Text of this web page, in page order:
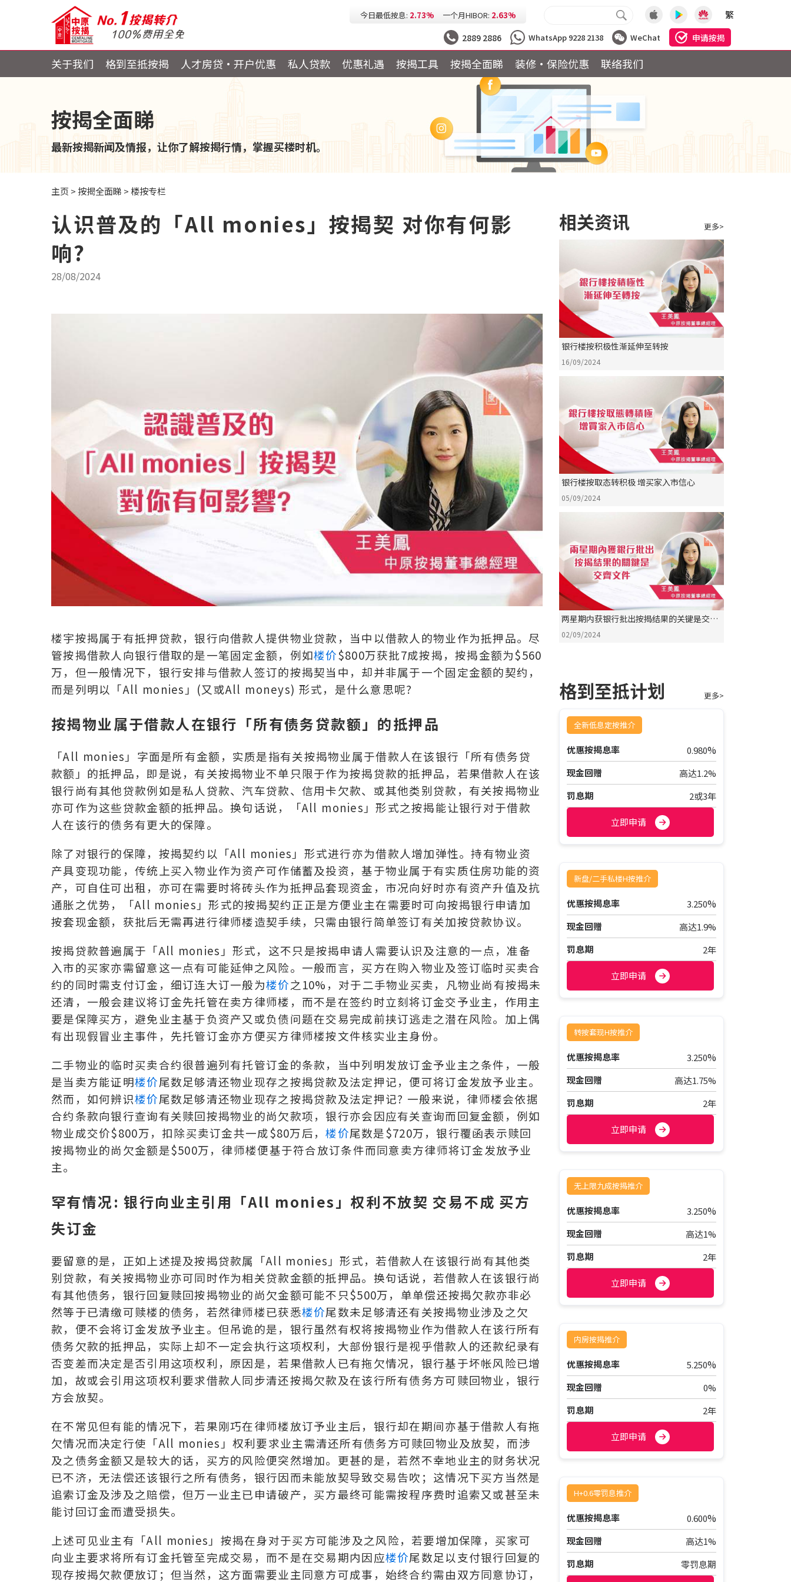
今日最低按息: 2.73% 一个月HIBOR: 2.63%
今日最低H按: 3.25%
繁
2889 2886 WhatsApp 9228 2138 WeChat 申请按揭
关于我们 格到至抵按揭 人才房贷・开户优惠 私人贷款 优惠礼遇 按揭工具 按揭全面睇 装修·保险优惠 联络我们
按揭全面睇
最新按揭新闻及情报，让你了解按揭行情，掌握买楼时机。
主页 >按揭全面睇 > 楼按专栏
认识普及的「All monies」按揭契 对你有何影
响?
28/08/2024
楼宇按揭属于有抵押贷款，银行向借款人提供物业贷款，当中以借款人的物业作为抵押品。尽
管按揭借款人向银行借取的是一笔固定金额，例如楼价$800万获批7成按揭，按揭金额为$560
万，但一般情况下，银行安排与借款人签订的按揭契当中，却并非属于一个固定金额的契约，
而是列明以「All monies」(又或All moneys) 形式，是什么意思呢?
按揭物业属于借款人在银行「所有债务贷款额」的抵押品
「All monies」字面是所有金额，实质是指有关按揭物业属于借款人在该银行「所有债务贷
款额」的抵押品，即是说，有关按揭物业不单只限于作为按揭贷款的抵押品，若果借款人在该
银行尚有其他贷款例如是私人贷款、汽车贷款、信用卡欠款、或其他类别贷款，有关按揭物业
亦可作为这些贷款金额的抵押品。换句话说，「All monies」形式之按揭能让银行对于借款
人在该行的债务有更大的保障。
除了对银行的保障，按揭契约以「All monies」形式进行亦为借款人增加弹性。持有物业资
产具变现功能，传统上买入物业作为资产可作储蓄及投资，基于物业属于有实质住房功能的资
产，可自住可出租，亦可在需要时将砖头作为抵押品套现资金，市况向好时亦有资产升值及抗
通胀之优势，「All monies」形式的按揭契约正正是方便业主在需要时可向按揭银行申请加
按套现金额，获批后无需再进行律师楼造契手续，只需由银行简单签订有关加按贷款协议。
按揭贷款普遍属于「All monies」形式，这不只是按揭申请人需要认识及注意的一点，准备
入市的买家亦需留意这一点有可能延伸之风险。一般而言，买方在购入物业及签订临时买卖合
约的同时需支付订金，细订连大订一般为楼价之10%，对于二手物业买卖，凡物业尚有按揭未
还清，一般会建议将订金先托管在卖方律师楼，而不是在签约时立刻将订金交予业主，作用主
要是保障买方，避免业主基于负资产又或负债问题在交易完成前挟订逃走之潜在风险。加上偶
有出现假冒业主事件，先托管订金亦方便买方律师楼按文件核实业主身份。
二手物业的临时买卖合约很普遍列有托管订金的条款，当中列明发放订金予业主之条件，一般
是当卖方能证明楼价尾数足够清还物业现存之按揭贷款及法定押记，便可将订金发放予业主。
然而，如何辨识楼价尾数足够清还物业现存之按揭贷款及法定押记? 一般来说，律师楼会依据
合约条款向银行查询有关赎回按揭物业的尚欠款项，银行亦会因应有关查询而回复金额，例如
物业成交价$800万，扣除买卖订金共一成$80万后，楼价尾数是$720万，银行覆函表示赎回
按揭物业的尚欠金额是$500万，律师楼便基于符合放订条件而同意卖方律师将订金发放予业
主。
罕有情况: 银行向业主引用「All monies」权利不放契 交易不成 买方
失订金
要留意的是，正如上述提及按揭贷款属「All monies」形式，若借款人在该银行尚有其他类
别贷款，有关按揭物业亦可同时作为相关贷款金额的抵押品。换句话说，若借款人在该银行尚
有其他债务，银行回复赎回按揭物业的尚欠金额可能不只$500万，单单偿还按揭欠款亦非必
然等于已清缴可赎楼的债务，若然律师楼已获悉楼价尾数未足够清还有关按揭物业涉及之欠
款，便不会将订金发放予业主。但吊诡的是，银行虽然有权将按揭物业作为借款人在该行所有
债务欠款的抵押品，实际上却不一定会执行这项权利，大部份银行是视乎借款人的还款纪录有
否变差而决定是否引用这项权利，原因是，若果借款人已有拖欠情况，银行基于坏帐风险已增
加，故或会引用这项权利要求借款人同步清还按揭欠款及在该行所有债务方可赎回物业，银行
方会放契。
在不常见但有能的情况下，若果刚巧在律师楼放订予业主后，银行却在期间亦基于借款人有拖
欠情况而决定行使「All monies」权利要求业主需清还所有债务方可赎回物业及放契，而涉
及之债务金额又是较大的话，买方的风险便突然增加。更甚的是，若然不幸地业主的财务状况
已不济，无法偿还该银行之所有债务，银行因而未能放契导致交易告吹；这情况下买方当然是
追索订金及涉及之赔偿，但万一业主已申请破产，买方最终可能需按程序费时追索又或甚至未
能讨回订金而遭受损失。
上述可见业主有「All monies」按揭在身对于买方可能涉及之风险，若要增加保障，买家可
向业主要求将所有订金托管至完成交易，而不是在交易期内因应楼价尾数足以支付银行回复的
现存按揭欠款便放订；但当然，这方面需要业主同意方可成事，始终合约需由双方同意协订，
相关资讯 更多>
银行楼按积极性渐延伸至转按
16/09/2024
银行楼按取态转积极 增买家入市信心
05/09/2024
两星期内获银行批出按揭结果的关键是交齐
文件
02/09/2024
格到至抵计划 更多>
全新低息定按推介
优惠按揭息率 0.980%
现金回赠
高达1.2%
罚息期
2或3年
立即申请
新盘/二手私楼H按推介
优惠按揭息率 3.250%
现金回赠
高达1.9%
罚息期
2年
立即申请
转按套现H按推介
优惠按揭息率 3.250%
现金回赠
高达1.75%
罚息期
2年
立即申请
无上限九成按揭推介
优惠按揭息率 3.250%
现金回赠
高达1%
罚息期
2年
立即申请
内房按揭推介
优惠按揭息率 5.250%
现金回赠
0%
罚息期
2年
立即申请
H+0.6零罚息推介
优惠按揭息率 0.600%
现金回赠
高达1%
罚息期
零罚息期